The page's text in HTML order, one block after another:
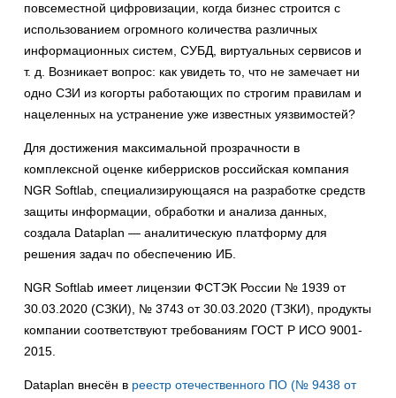
повсеместной цифровизации, когда бизнес строится с
использованием огромного количества различных
информационных систем, СУБД, виртуальных сервисов и
т. д. Возникает вопрос: как увидеть то, что не замечает ни
одно СЗИ из когорты работающих по строгим правилам и
нацеленных на устранение уже известных уязвимостей?
Для достижения максимальной прозрачности в
комплексной оценке киберрисков российская компания
NGR Softlab, специализирующаяся на разработке средств
защиты информации, обработки и анализа данных,
создала Dataplan — аналитическую платформу для
решения задач по обеспечению ИБ.
NGR Softlab имеет лицензии ФСТЭК России № 1939 от
30.03.2020 (СЗКИ), № 3743 от 30.03.2020 (ТЗКИ), продукты
компании соответствуют требованиям ГОСТ Р ИСО 9001-
2015.
Dataplan внесён в реестр отечественного ПО (№ 9438 от